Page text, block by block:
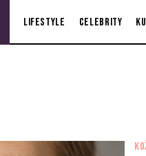
Lifestyle Celebrity